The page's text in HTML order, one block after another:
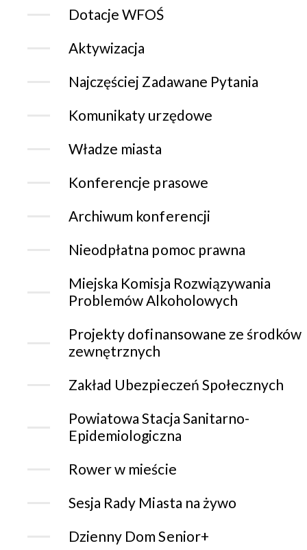
Dotacje WFOŚ
Aktywizacja
Najczęściej Zadawane Pytania
Komunikaty urzędowe
Władze miasta
Konferencje prasowe
Archiwum konferencji
Nieodpłatna pomoc prawna
Miejska Komisja Rozwiązywania
Problemów Alkoholowych
Projekty dofinansowane ze środków
zewnętrznych
Zakład Ubezpieczeń Społecznych
Powiatowa Stacja Sanitarno-
Epidemiologiczna
Rower w mieście
Sesja Rady Miasta na żywo
Dzienny Dom Senior+